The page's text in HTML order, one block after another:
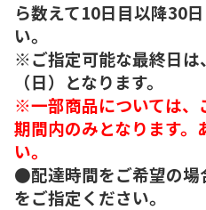
ら数えて10日目以降30
い。
※ご指定可能な最終日は
（日）となります。
※一部商品については、
期間内のみとなります
い。
●配達時間をご希望の場
をご指定ください。